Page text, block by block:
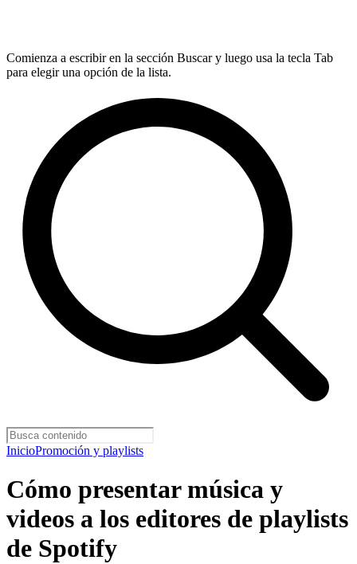
Comienza a escribir en la sección Buscar y luego usa la tecla Tab
para elegir una opción de la lista.
InicioPromoción y playlists
Cómo presentar música y
videos a los editores de playlists
de Spotify